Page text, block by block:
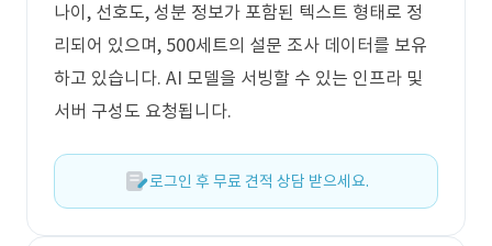
나이, 선호도, 성분 정보가 포함된 텍스트 형태로 정
리되어 있으며, 500세트의 설문 조사 데이터를 보유
하고 있습니다. AI 모델을 서빙할 수 있는 인프라 및
서버 구성도 요청됩니다.
로그인 후 무료 견적 상담 받으세요.